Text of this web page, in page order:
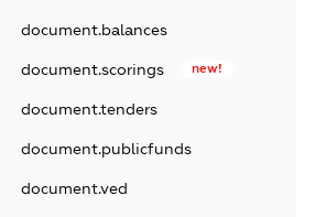
document.balances
document.scorings new!
document.tenders
document.publicfunds
document.ved